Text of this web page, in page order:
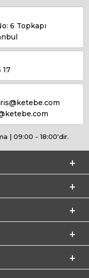
6 Topkapı
17
| 09:00 - 18:00'dir.